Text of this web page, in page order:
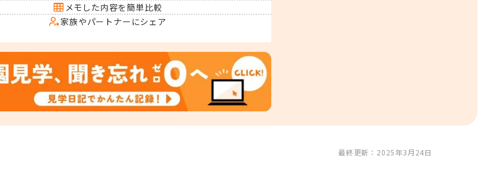
メモした内容を簡単比較
家族やパートナーにシェア
最終更新：2025年3月24日